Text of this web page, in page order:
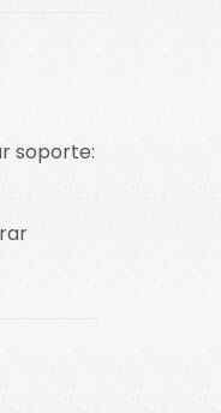
soporte: